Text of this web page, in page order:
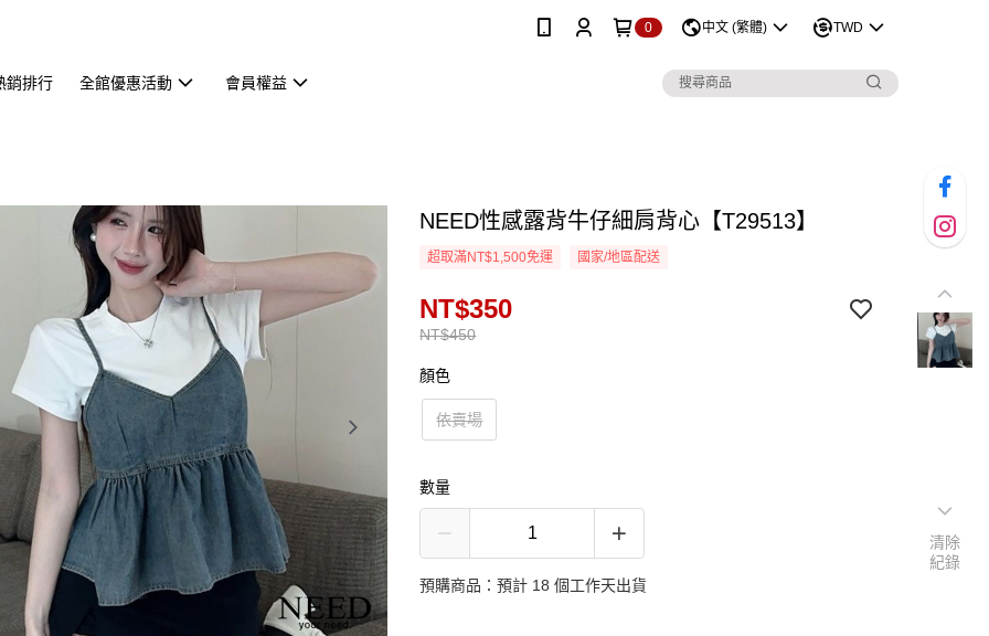
0 中文 (繁體) TWD
銷排行 全館優惠活動 會員權益
NEED性感露背牛仔細肩背心【T29513】
超取滿NT$1,500免運 國家/地區配送
NT$450
NT$350
顏色
依賣場
數量
預購商品：預計 18 個工作天出貨
清除
紀錄